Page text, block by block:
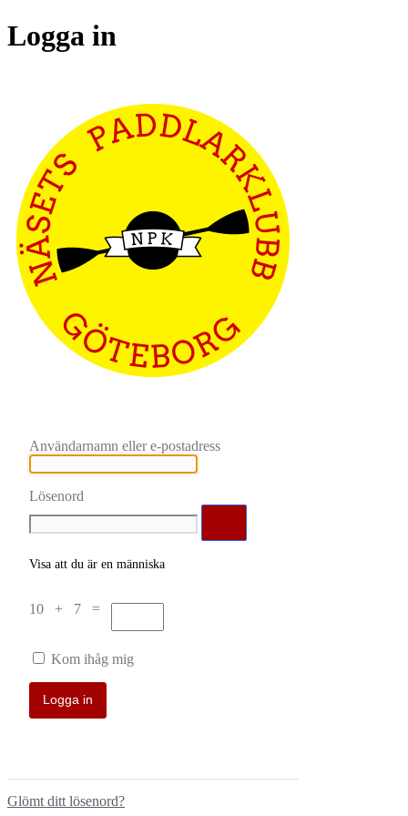
Logga in
Användarnamn eller e-postadress
Lösenord
Visa att du är en människa
10 + 7 =
Kom ihåg mig
Glömt ditt lösenord?